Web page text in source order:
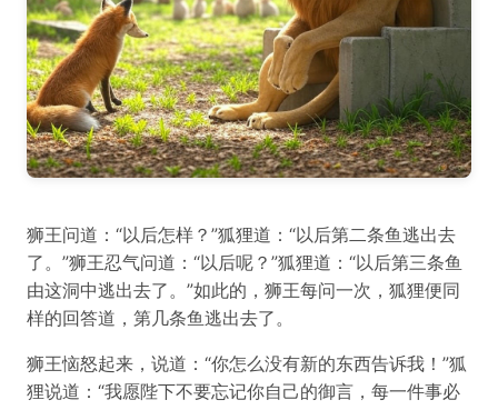
狮王问道：“以后怎样？”狐狸道：“以后第二条鱼逃出去
了。”狮王忍气问道：“以后呢？”狐狸道：“以后第三条鱼
由这洞中逃出去了。”如此的，狮王每问一次，狐狸便同
样的回答道，第几条鱼逃出去了。
狮王恼怒起来，说道：“你怎么没有新的东西告诉我！”狐
狸说道：“我愿陛下不要忘记你自己的御言，每一件事必